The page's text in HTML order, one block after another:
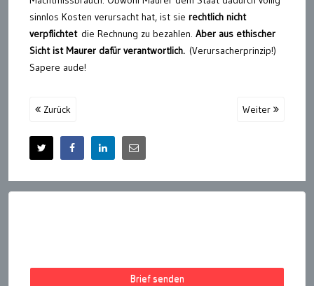
sinnlos Kosten verursacht hat, ist sie rechtlich nicht
verpflichtet die Rechnung zu bezahlen. Aber aus ethischer
Sicht ist Maurer dafür verantwortlich. (Verursacherprinzip!)
Sapere aude!
Zurück Weiter
Brief senden